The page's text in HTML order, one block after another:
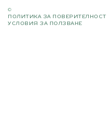
©
ПОЛИТИКА ЗА ПОВЕРИТЕЛНОСТ
УСЛОВИЯ ЗА ПОЛЗВАНЕ